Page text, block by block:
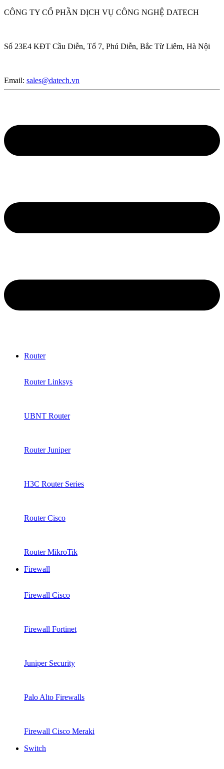
CÔNG TY CỔ PHẦN DỊCH VỤ CÔNG NGHỆ DATECH
Số 23E4 KĐT Cầu Diễn, Tổ 7, Phú Diễn, Bắc Từ Liêm, Hà Nội
Email: sales@datech.vn
Router
Router Linksys
UBNT Router
Router Juniper
H3C Router Series
Router Cisco
Router MikroTik
Firewall
Firewall Cisco
Firewall Fortinet
Juniper Security
Palo Alto Firewalls
Firewall Cisco Meraki
Switch